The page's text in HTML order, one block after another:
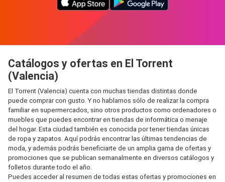
Catálogos y ofertas en El Torrent
(Valencia)
El Torrent (Valencia) cuenta con muchas tiendas distintas donde
puede comprar con gusto. Y no hablamos sólo de realizar la compra
familiar en supermercados, sino otros productos como ordenadores o
muebles que puedes encontrar en tiendas de informática o menaje
del hogar. Esta ciudad también es conocida por tener tiendas únicas
de ropa y zapatos. Aquí podrás encontrar las últimas tendencias de
moda, y además podrás beneficiarte de un amplia gama de ofertas y
promociones que se publican semanalmente en diversos catálogos y
folletos durante todo el año.
Puedes acceder al resumen de todas estas ofertas y promociones en